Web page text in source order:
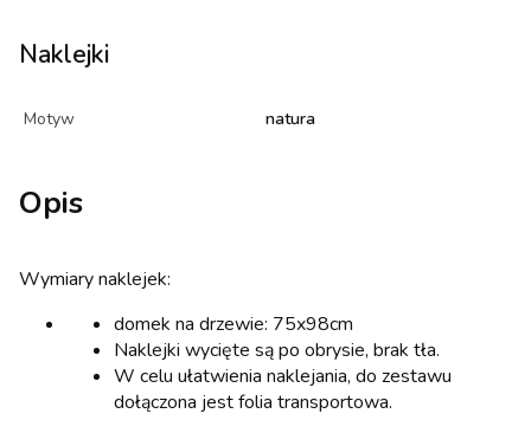
Naklejki
Motyw natura
Opis
Wymiary naklejek:
domek na drzewie: 75x98cm
Naklejki wycięte są po obrysie, brak tła.
W celu ułatwienia naklejania, do zestawu
dołączona jest folia transportowa.